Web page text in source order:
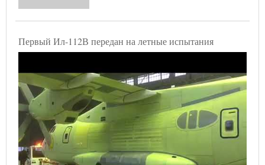
Первый Ил-112В передан на летные испытания